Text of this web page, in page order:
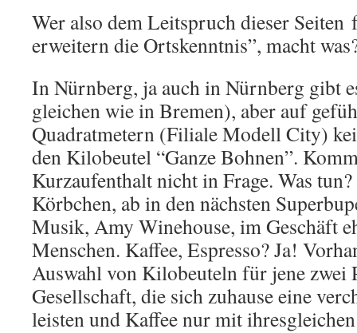
Wer also dem Leitspruch dieser Seiten
erweitern die Ortskenntnis”, macht
In Nürnberg, ja auch in Nürnberg gibt
gleichen wie in Bremen), aber auf
Quadratmetern (Filiale Modell City)
den Kilobeutel “Ganze Bohnen”.
Kurzaufenthalt nicht in Frage. Was
Körbchen, ab in den nächsten
Musik, Amy Winehouse, im Geschäft
Menschen. Kaffee, Espresso? Ja!
Auswahl von Kilobeuteln für jene zwei
Gesellschaft, die sich zuhause eine
leisten und Kaffee nur mit